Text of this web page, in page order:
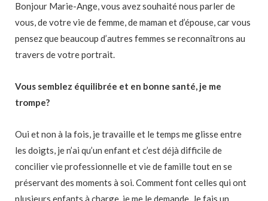
Bonjour Marie-Ange, vous avez souhaité nous parler de
vous, de votre vie de femme, de maman et d’épouse, car vous
pensez que beaucoup d’autres femmes se reconnaîtrons au
travers de votre portrait.
Vous semblez équilibrée et en bonne santé, je me
trompe?
Oui et non à la fois, je travaille et le temps me glisse entre
les doigts, je n’ai qu’un enfant et c’est déjà difficile de
concilier vie professionnelle et vie de famille tout en se
préservant des moments à soi. Comment font celles qui ont
plusieurs enfants à charge, je me le demande. Je fais un